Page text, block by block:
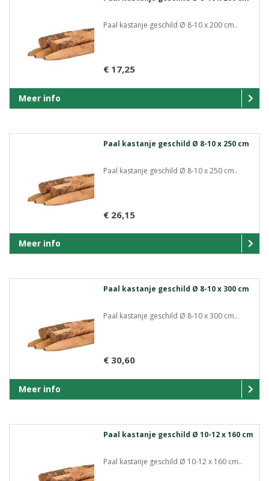
Paal kastanje geschild Ø 8-10 x 200 cm..
€ 17,25
Meer info
Paal kastanje geschild Ø 8-10 x 250 cm
Paal kastanje geschild Ø 8-10 x 250 cm..
€ 26,15
Meer info
Paal kastanje geschild Ø 8-10 x 300 cm
Paal kastanje geschild Ø 8-10 x 300 cm..
€ 30,60
Meer info
Paal kastanje geschild Ø 10-12 x 160 cm
Paal kastanje geschild Ø 10-12 x 160 cm..